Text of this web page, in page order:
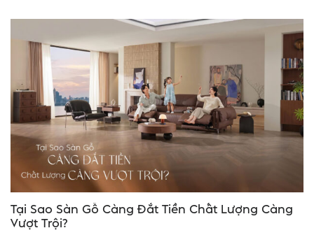
Tại Sao Sàn Gỗ Càng Đắt Tiền Chất Lượng Càng
Vượt Trội?